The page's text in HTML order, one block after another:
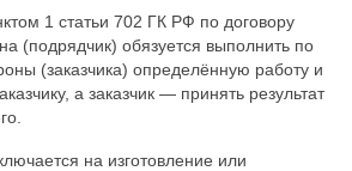
1 статьи 702 ГК РФ по договору
(подрядчик) обязуется выполнить по
(заказчика) определённую работу и
а заказчик — принять результат
на изготовление или